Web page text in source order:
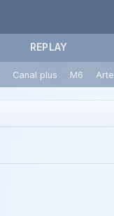
REPLAY
Canal plus M6 Arte